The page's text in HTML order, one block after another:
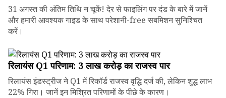
31 अगस्त की अंतिम तिथि न चूकें! देर से फाइलिंग पर दंड के बारे में जानें
और हमारी आवश्यक गाइड के साथ परेशानी-free सबमिशन सुनिश्चित
करें।
रिलायंस Q1 परिणाम: ₹3 लाख करोड़ का राजस्व पार
रिलायंस इंडस्ट्रीज ने Q1 में रिकॉर्ड राजस्व वृद्धि दर्ज की, लेकिन शुद्ध लाभ
22% गिरा। जानें इन मिश्रित परिणामों के पीछे के कारण।